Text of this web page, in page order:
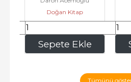
Sepete Ekle
Doğan Kitap
464,00
Tümünü